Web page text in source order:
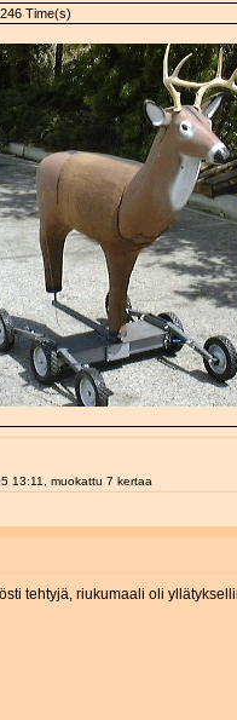
Time(s)
13:11, muokattu 7 kertaa
tehtyjä, riukumaali oli